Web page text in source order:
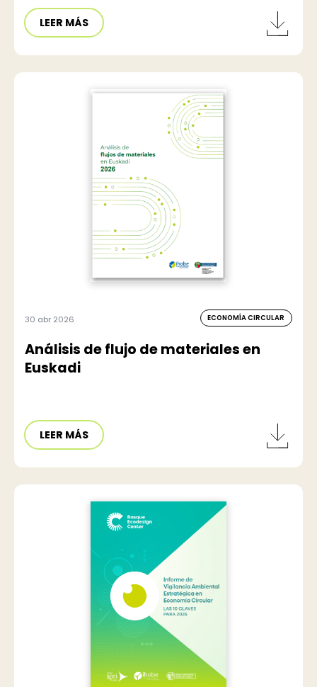
LEER MÁS
30 abr 2026 ECONOMÍA CIRCULAR
Análisis de flujo de materiales en
Euskadi
LEER MÁS